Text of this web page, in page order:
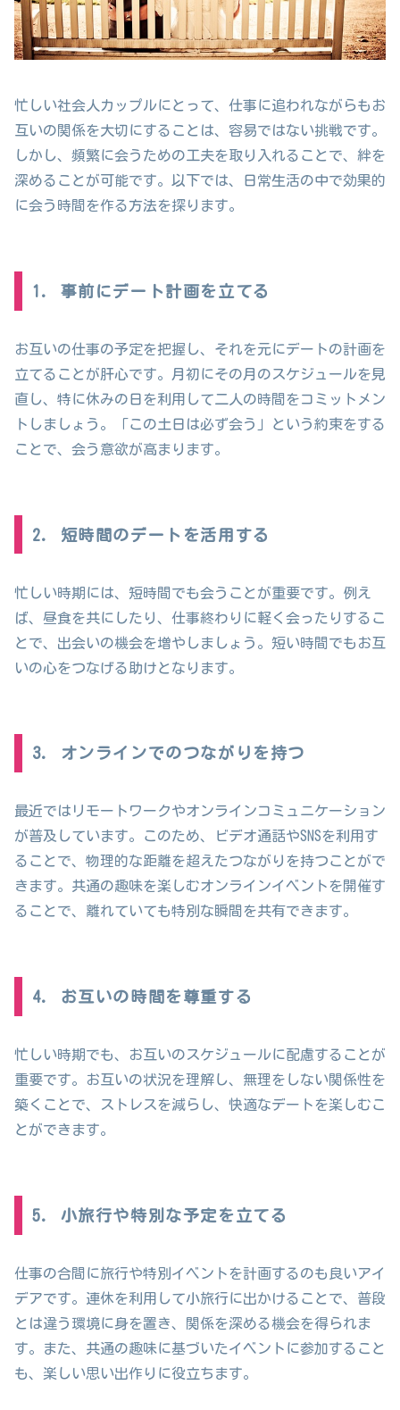
忙しい社会人カップルにとって、仕事に追われながらもお
互いの関係を大切にすることは、容易ではない挑戦です。
しかし、頻繁に会うための工夫を取り入れることで、絆を
深めることが可能です。以下では、日常生活の中で効果的
に会う時間を作る方法を探ります。
1. 事前にデート計画を立てる
お互いの仕事の予定を把握し、それを元にデートの計画を
立てることが肝心です。月初にその月のスケジュールを見
直し、特に休みの日を利用して二人の時間をコミットメン
トしましょう。「この土日は必ず会う」という約束をする
ことで、会う意欲が高まります。
2. 短時間のデートを活用する
忙しい時期には、短時間でも会うことが重要です。例え
ば、昼食を共にしたり、仕事終わりに軽く会ったりするこ
とで、出会いの機会を増やしましょう。短い時間でもお互
いの心をつなげる助けとなります。
3. オンラインでのつながりを持つ
最近ではリモートワークやオンラインコミュニケーション
が普及しています。このため、ビデオ通話やSNSを利用す
ることで、物理的な距離を超えたつながりを持つことがで
きます。共通の趣味を楽しむオンラインイベントを開催す
ることで、離れていても特別な瞬間を共有できます。
4. お互いの時間を尊重する
忙しい時期でも、お互いのスケジュールに配慮することが
重要です。お互いの状況を理解し、無理をしない関係性を
築くことで、ストレスを減らし、快適なデートを楽しむこ
とができます。
5. 小旅行や特別な予定を立てる
仕事の合間に旅行や特別イベントを計画するのも良いアイ
デアです。連休を利用して小旅行に出かけることで、普段
とは違う環境に身を置き、関係を深める機会を得られま
す。また、共通の趣味に基づいたイベントに参加すること
も、楽しい思い出作りに役立ちます。